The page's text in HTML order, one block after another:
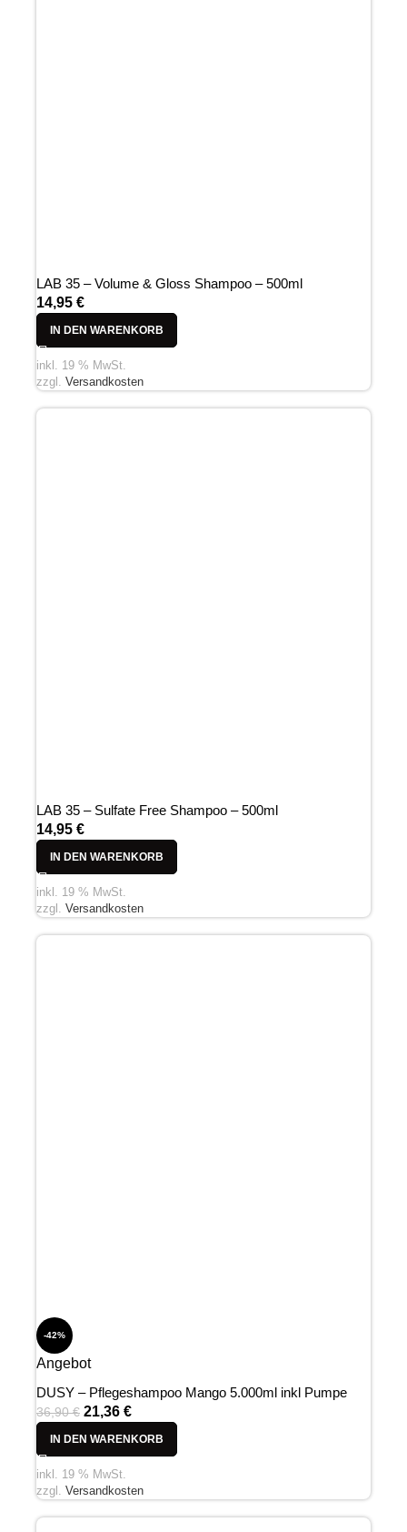
LAB 35 – Volume & Gloss Shampoo – 500ml
14,95 €
IN DEN WARENKORB
inkl. 19 % MwSt.
zzgl. Versandkosten
LAB 35 – Sulfate Free Shampoo – 500ml
14,95 €
IN DEN WARENKORB
inkl. 19 % MwSt.
zzgl. Versandkosten
-42%
Angebot
DUSY – Pflegeshampoo Mango 5.000ml inkl Pumpe
36,90€ 21,36 €
IN DEN WARENKORB
inkl. 19 % MwSt.
zzgl. Versandkosten